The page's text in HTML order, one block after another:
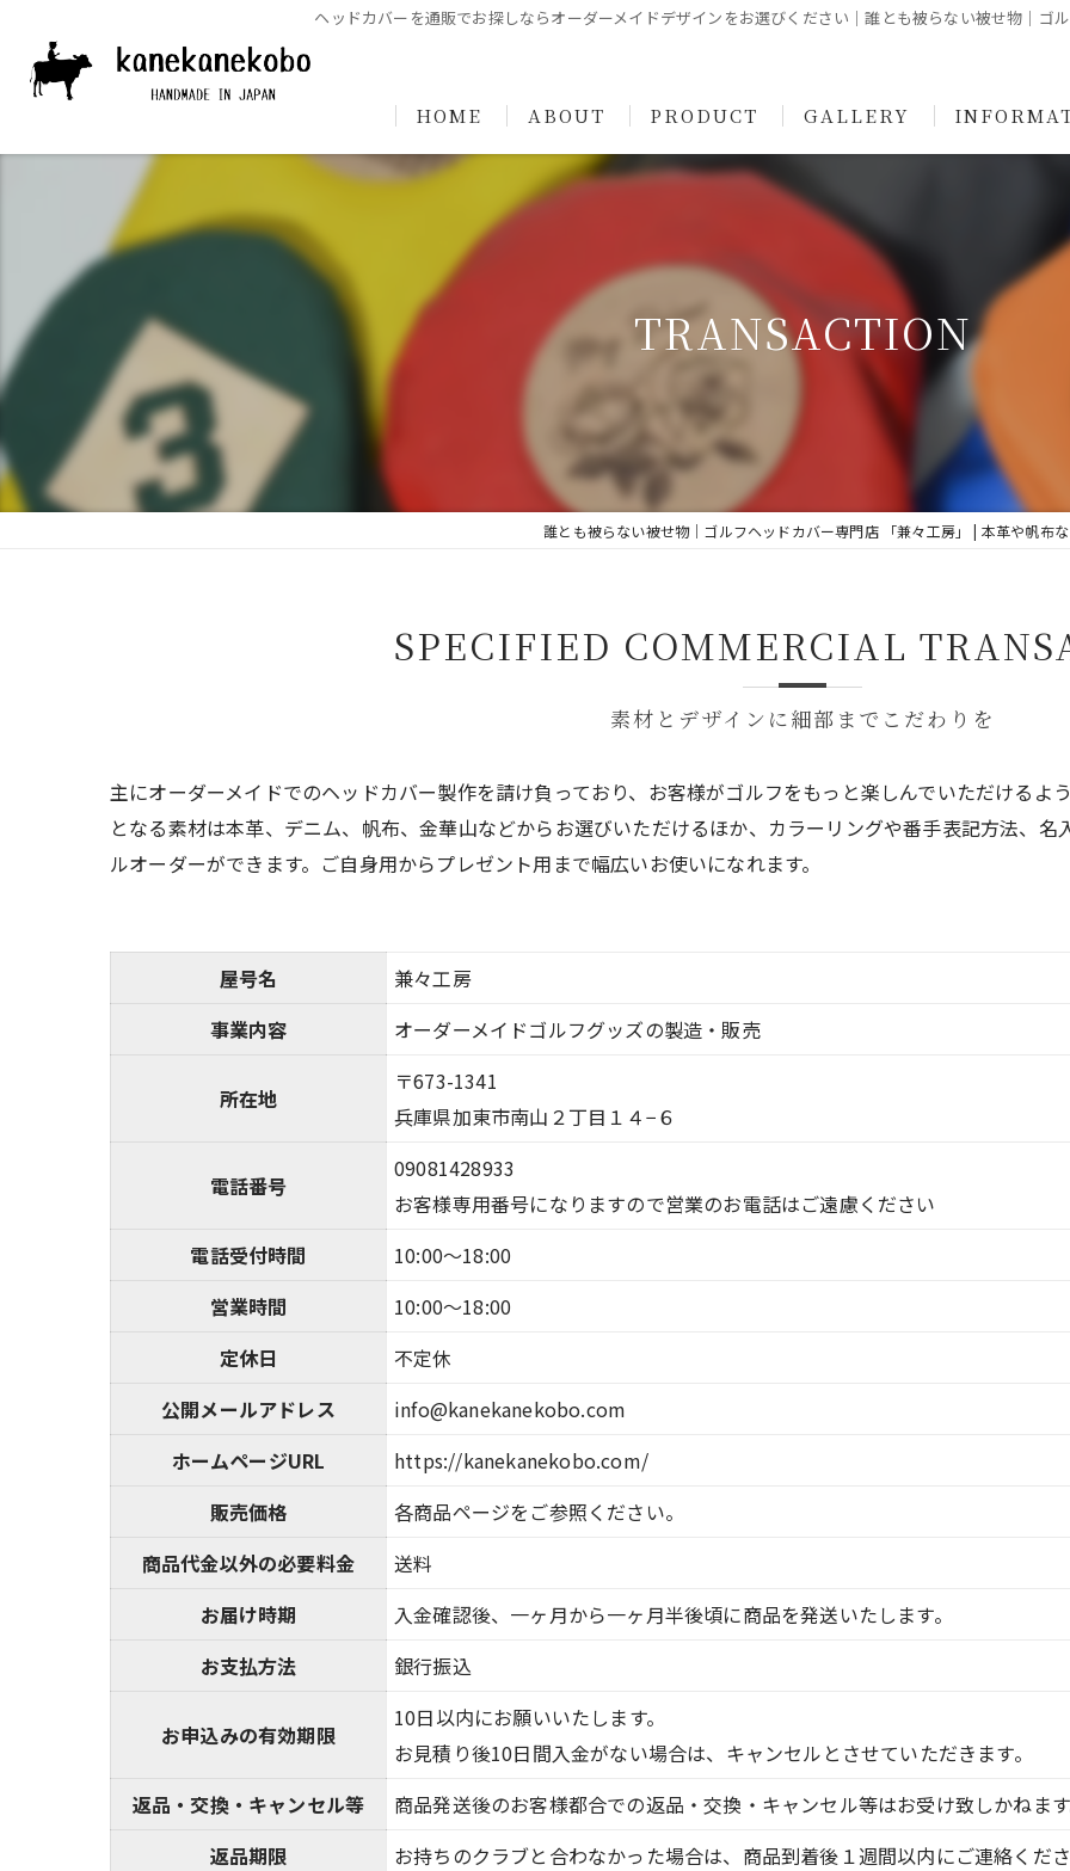
ヘッドカバーを通販でお探しならオーダーメイドデザインをお選びください｜誰とも被らない被せ物｜
HOME ABOUT
オーダーメイドヘッドカバーのお店、兼々工房ってどんなとこ？
PARTNER
GUIDE
TRANSACTION
PRIVACY POLICY
ACCESS
SHOP LIST
PRODUCT
オーダーメイドヘッドカバー商品一覧
ヘッドカバー製作 オーダー可能箇所のご案内
オーダーメイドパターカバー
シモサキゴルフの軟鉄鍛造ウェッジ商品一覧
見積もり依頼
GALLERY
TRANSACTION
誰とも被らない被せ物｜ゴルフヘッドカバー専門店 「兼々工房」 | 本革や帆布
素材とデザインに細部までこだわりを
SPECIFIED COMMERCIAL
主にオーダーメイドでのヘッドカバー製作を請け負っており、お客様がゴルフをもっと楽しんでいただけるよ
となる素材は本革、デニム、帆布、金華山などからお選びいただけるほか、カラーリングや番手表記方法、
ルオーダーができます。ご自身用からプレゼント用まで幅広いお使いになれます。
屋号名
兼々工房
事業内容
オーダーメイドゴルフグッズの製造・販売
所在地
〒673-1341
兵庫県加東市南山２丁目１４−６
電話番号
09081428933
お客様専用番号になりますので営業のお電話はご遠慮ください
電話受付時間
10:00～18:00
営業時間
10:00～18:00
定休日
不定休
公開メールアドレス
info@kanekanekobo.com
ホームページURL
https://kanekanekobo.com/
販売価格
各商品ページをご参照ください。
商品代金以外の必要料金
送料
お届け時期
入金確認後、一ヶ月から一ヶ月半後頃に商品を発送いたします。
お支払方法
銀行振込
お申込みの有効期限
10日以内にお願いいたします。
お見積り後10日間入金がない場合は、キャンセルとさせていただきます。
返品・交換・キャンセル等
商品発送後のお客様都合での返品・交換・キャンセル等はお受け致しかねます
返品期限
お持ちのクラブと合わなかった場合は、商品到着後１週間以内にご連絡くださ